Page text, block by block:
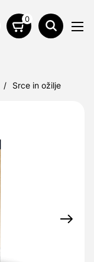
0
/ Srce in ožilje